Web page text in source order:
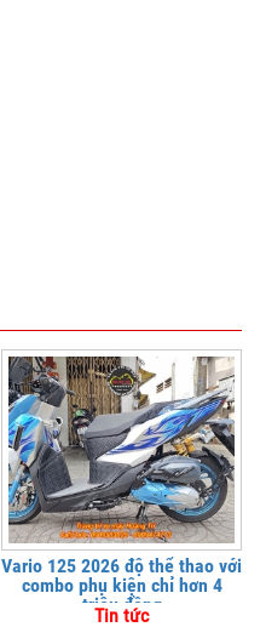
Vario 125 2026 độ thể thao với
combo phụ kiện chỉ hơn 4
triệu đồng
Tin tức